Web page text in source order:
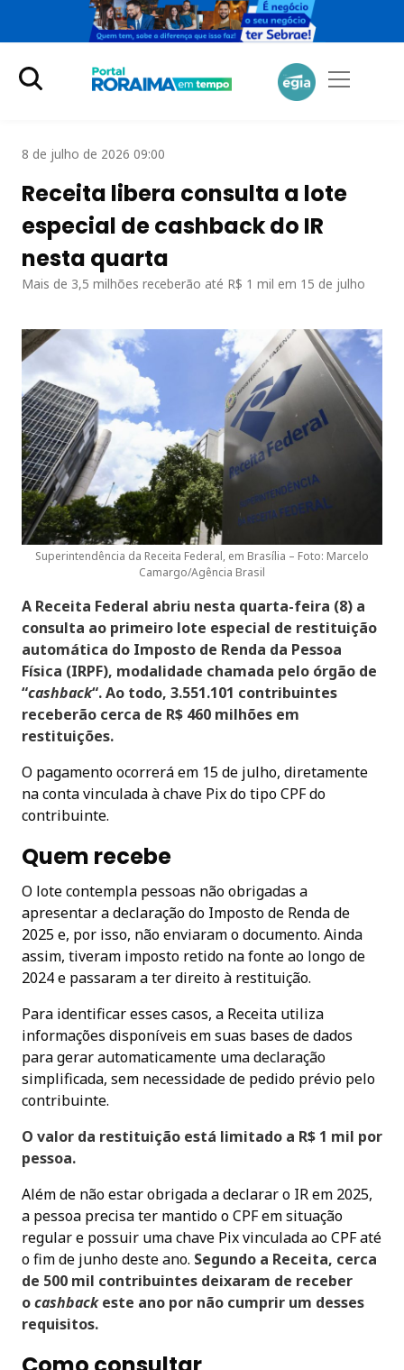
8 de julho de 2026 09:00
Receita libera consulta a lote
especial de cashback do IR
nesta quarta
Mais de 3,5 milhões receberão até R$ 1 mil em 15 de julho
Superintendência da Receita Federal, em Brasília – Foto: Marcelo
Camargo/Agência Brasil
A Receita Federal abriu nesta quarta-feira (8) a
consulta ao primeiro lote especial de restituição
automática do Imposto de Renda da Pessoa
Física (IRPF), modalidade chamada pelo órgão de
“cashback“. Ao todo, 3.551.101 contribuintes
receberão cerca de R$ 460 milhões em
restituições.
O pagamento ocorrerá em 15 de julho, diretamente
na conta vinculada à chave Pix do tipo CPF do
contribuinte.
Quem recebe
O lote contempla pessoas não obrigadas a
apresentar a declaração do Imposto de Renda de
2025 e, por isso, não enviaram o documento. Ainda
assim, tiveram imposto retido na fonte ao longo de
2024 e passaram a ter direito à restituição.
Para identificar esses casos, a Receita utiliza
informações disponíveis em suas bases de dados
para gerar automaticamente uma declaração
simplificada, sem necessidade de pedido prévio pelo
contribuinte.
O valor da restituição está limitado a R$ 1 mil por
pessoa.
Além de não estar obrigada a declarar o IR em 2025,
a pessoa precisa ter mantido o CPF em situação
regular e possuir uma chave Pix vinculada ao CPF até
o fim de junho deste ano. Segundo a Receita, cerca
de 500 mil contribuintes deixaram de receber
ocashbackeste ano por não cumprir um desses
requisitos.